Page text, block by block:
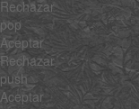
Rechazar
pop
Aceptar
Rechazar
push
Aceptar